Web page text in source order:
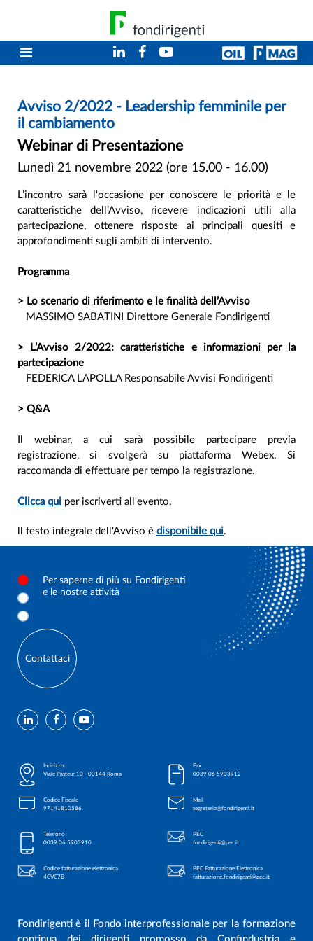
Avviso 2/2022 - Leadership femminile per
il cambiamento
Webinar di Presentazione
Lunedì 21 novembre 2022 (ore 15.00 - 16.00)
L’incontro sarà l'occasione per conoscere le priorità e le
caratteristiche dell’Avviso, ricevere indicazioni utili alla
partecipazione, ottenere risposte ai principali quesiti e
approfondimenti sugli ambiti di intervento.
Programma
> Lo scenario di riferimento e le finalità dell’Avviso
MASSIMO SABATINI Direttore Generale Fondirigenti
> L’Avviso 2/2022: caratteristiche e informazioni per la
partecipazione
FEDERICA LAPOLLA Responsabile Avvisi Fondirigenti
> Q&A
Il webinar, a cui sarà possibile partecipare previa
registrazione, si svolgerà su piattaforma Webex. Si
raccomanda di effettuare per tempo la registrazione.
Clicca qui per iscriverti all'evento.
ll testo integrale dell'Avviso è disponibile qui.
Per saperne di più su Fondirigenti
e le nostre attività
Contattaci
Fondirigenti è il Fondo interprofessionale per la formazione
Indirizzo
Viale Pasteur 10 - 00144 Roma
Codice Fiscale
97141810586
Telefono
0039 06 5903910
Codice fatturazione elettronica
4CVC7B
Fax
0039 06 5903912
Mail
segreteria@fondirigenti.it
PEC
fondirigenti@pec.it
PEC Fatturazione Elettronica
fatturazione.fondirigenti@pec.it